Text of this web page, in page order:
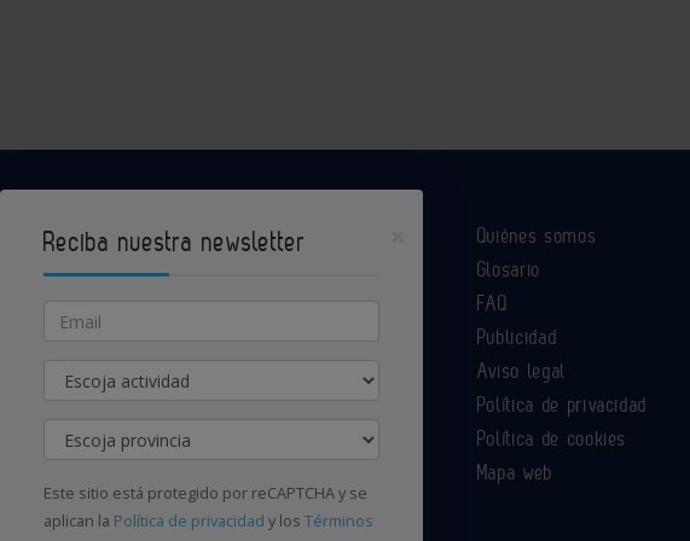
Contacte con nosotros
Quiénes somos
Glosario
FAQ
Publicidad
Aviso legal
Política de privacidad
Política de cookies
Mapa web
Reciba nuestra newsletter
Email
Actividad
Provincia
Este sitio está protegido por reCAPTCHA y se
aplican la Política de privacidad y los Términos